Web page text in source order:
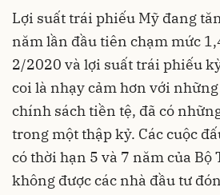
Lợi suất trái phiếu Mỹ đang
năm lần đầu tiên chạm mức
2/2020 và lợi suất trái phiếu
coi là nhạy cảm hơn với
chính sách tiền tệ, đã có
trong một thập kỷ. Các cuộc
có thời hạn 5 và 7 năm của Bộ
không được các nhà đầu tư